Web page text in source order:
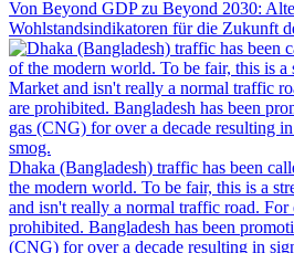
Von Beyond GDP zu Beyond 2030:
Wohlstandsindikatoren für die Zukunft
Dhaka (Bangladesh) traffic has been
the modern world. To be fair, this is a
and isn't really a normal traffic road. For
prohibited. Bangladesh has been
(CNG) for over a decade resulting in